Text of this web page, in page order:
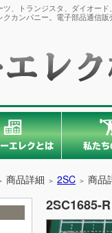
、トランジスタ、ダイオー
カンパニー。電子部品通信
商品詳細 ＞ 2SC ＞ 商品
2SC1685-R